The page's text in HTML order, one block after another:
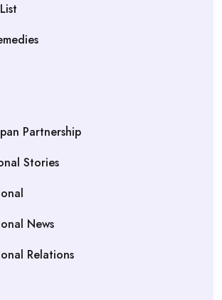
Partnership
Stories
News
Relations